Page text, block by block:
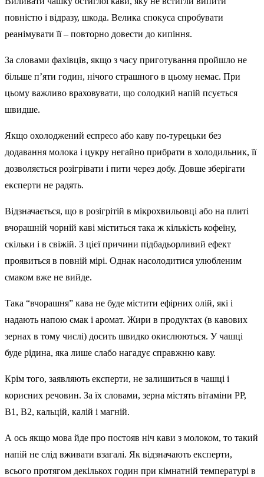
повністю і відразу, шкода. Велика спокуса спробувати
реанімувати її – повторно довести до кипіння.
За словами фахівців, якщо з часу приготування пройшло не
більше п’яти годин, нічого страшного в цьому немає. При
цьому важливо враховувати, що солодкий напій псується
швидше.
Якщо охолоджений еспресо або каву по-турецьки без
додавання молока і цукру негайно прибрати в холодильник, її
дозволяється розігрівати і пити через добу. Довше зберігати
експерти не радять.
Відзначається, що в розігрітій в мікрохвильовці або на плиті
вчорашній чорній каві міститься така ж кількість кофеїну,
скільки і в свіжій. З цієї причини підбадьорливий ефект
проявиться в повній мірі. Однак насолодитися улюбленим
смаком вже не вийде.
Така “вчорашня” кава не буде містити ефірних олій, які і
надають напою смак і аромат. Жири в продуктах (в кавових
зернах в тому числі) досить швидко окислюються. У чашці
буде рідина, яка лише слабо нагадує справжню каву.
Крім того, заявляють експерти, не залишиться в чашці і
корисних речовин. За їх словами, зерна містять вітаміни PP,
B1, B2, кальцій, калій і магній.
А ось якщо мова йде про постояв ніч кави з молоком, то такий
напій не слід вживати взагалі. Як відзначають експерти,
всього протягом декількох годин при кімнатній температурі в